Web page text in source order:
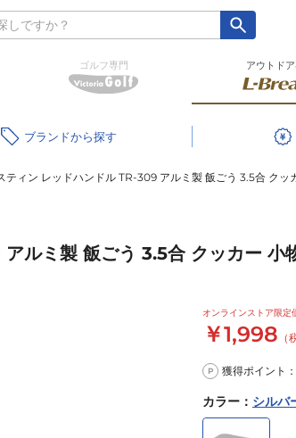
ゴルフ専門 アウトド
ブランド
ティン レッドハンドル TR-309 アルミ製 飯ごう 3.5合 クッ
ルミ製 飯ごう 3.5合 クッカー 小
オンラインストア限定
￥1,998 （
P 獲得ポイント：
カラー ： シルバ